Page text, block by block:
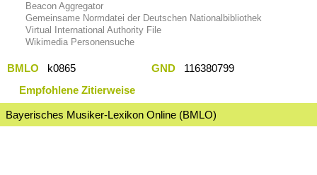
Beacon Aggregator
Gemeinsame Normdatei der Deutschen Nationalbibliothek
Virtual International Authority File
Wikimedia Personensuche
BMLO k0865 GND
116380799
Empfohlene Zitierweise
Bayerisches Musiker-Lexikon Online (BMLO)